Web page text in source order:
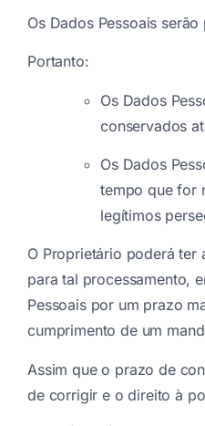
Os Dados Pessoais
Portanto:
Os Dados
conservados
Os Dados
tempo que for
legítimos
O Proprietário poderá ter
para tal processamento,
Pessoais por um prazo
cumprimento de um
Assim que o prazo de
de corrigir e o direito à